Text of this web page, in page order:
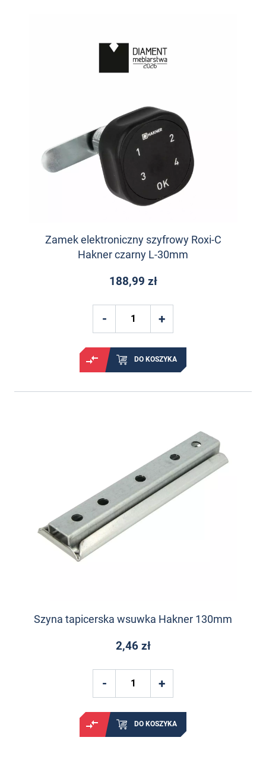
Zamek elektroniczny szyfrowy Roxi-C
Hakner czarny L-30mm
188,99 zł
DO KOSZYKA
Szyna tapicerska wsuwka Hakner 130mm
2,46 zł
DO KOSZYKA